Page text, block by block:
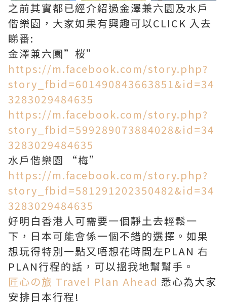
之前其實都已經介紹過金澤兼六園及水戶
偕樂園，大家如果有興趣可以CLICK 入去
睇番:
金澤兼六園”桜”
https://m.facebook.com/story.php?
story_fbid=601490843663851&id=34
3283029484635
https://m.facebook.com/story.php?
story_fbid=599289073884028&id=34
3283029484635
水戶偕樂園 “梅”
https://m.facebook.com/story.php?
story_fbid=581291202350482&id=34
3283029484635
好明白香港人可需要一個靜土去輕鬆一
下，日本可能會係一個不錯的選擇。如果
想玩得特別一點又唔想花時間左PLAN 右
PLAN行程的話，可以搵我地幫幫手。
匠心の旅 Travel Plan Ahead 悉心為大家
安排日本行程!